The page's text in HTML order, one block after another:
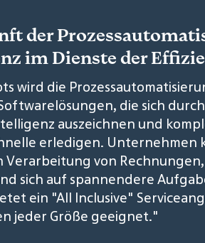
der
im Dienste der
wird die
die sich
auszeichnen und
erledigen. Unternehmen
Verarbeitung von
sich auf spannendere
ein "All Inclusive"
jeder Größe geeignet."